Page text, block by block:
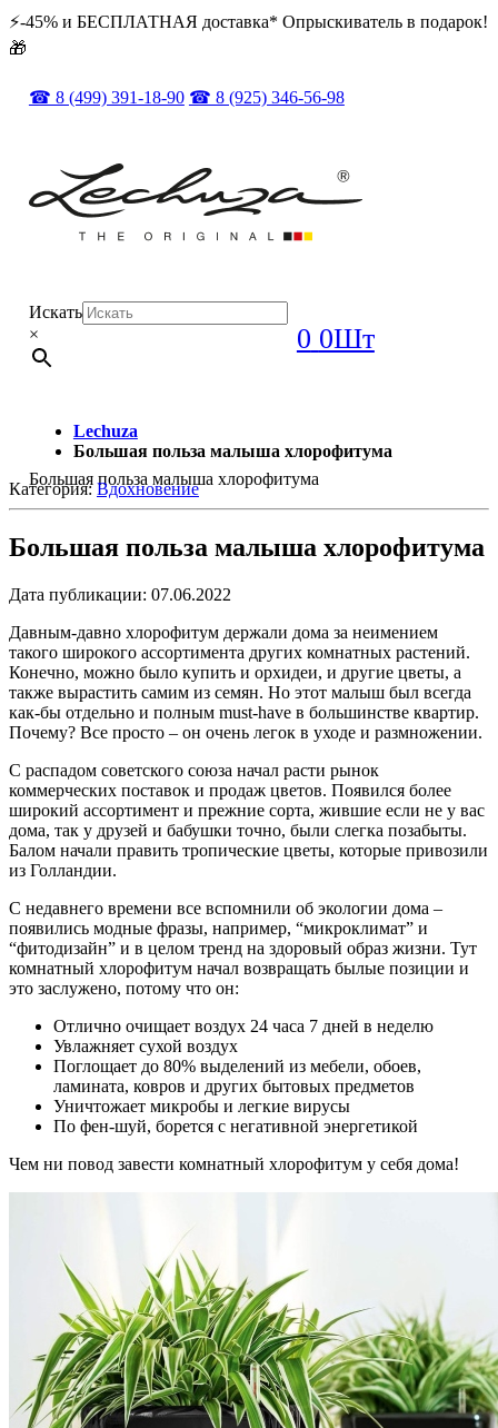
⚡️️-45% и БЕСПЛАТНАЯ доставка* Опрыскиватель в подарок!
🎁
☎ 8 (499) 391-18-90 ☎ 8 (925) 346-56-98
Искать
×
0 0Шт
Lechuza
Большая польза малыша хлорофитума
Большая польза малыша хлорофитума
Категория:Вдохновение
Большая польза малыша хлорофитума
Дата публикации: 07.06.2022
Давным-давно хлорофитум держали дома за неимением
такого широкого ассортимента других комнатных растений.
Конечно, можно было купить и орхидеи, и другие цветы, а
также вырастить самим из семян. Но этот малыш был всегда
как-бы отдельно и полным must-have в большинстве квартир.
Почему? Все просто – он очень легок в уходе и размножении.
С распадом советского союза начал расти рынок
коммерческих поставок и продаж цветов. Появился более
широкий ассортимент и прежние сорта, жившие если не у вас
дома, так у друзей и бабушки точно, были слегка позабыты.
Балом начали править тропические цветы, которые привозили
из Голландии.
С недавнего времени все вспомнили об экологии дома –
появились модные фразы, например, “микроклимат” и
“фитодизайн” и в целом тренд на здоровый образ жизни. Тут
комнатный хлорофитум начал возвращать былые позиции и
это заслужено, потому что он:
Отлично очищает воздух 24 часа 7 дней в неделю
Увлажняет сухой воздух
Поглощает до 80% выделений из мебели, обоев,
ламината, ковров и других бытовых предметов
Уничтожает микробы и легкие вирусы
По фен-шуй, борется с негативной энергетикой
Чем ни повод завести комнатный хлорофитум у себя дома!